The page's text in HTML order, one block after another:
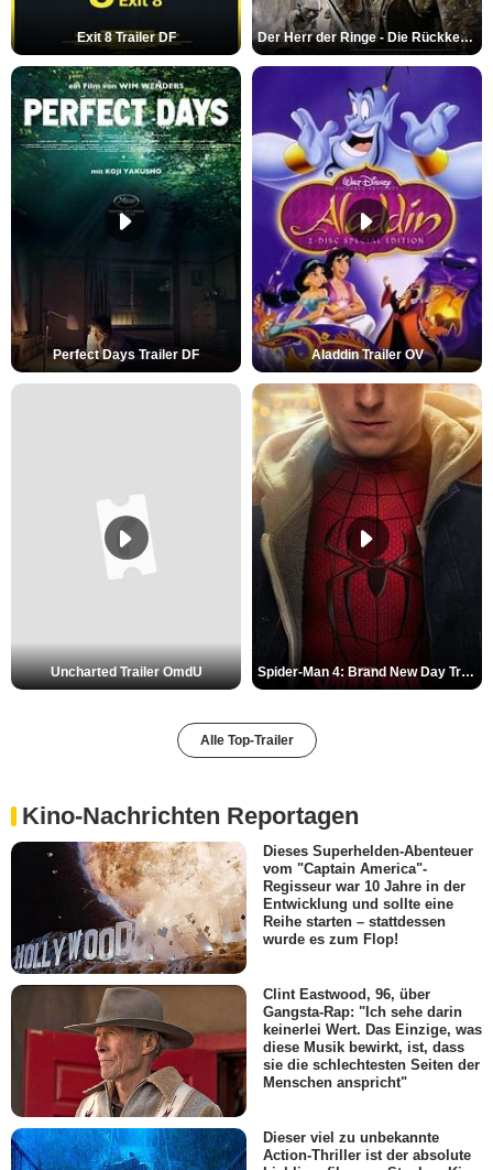
Exit 8 Trailer DF Der Herr der Ringe - Die Rückkehr des Königs Trailer OV
Perfect Days Trailer DF Aladdin Trailer OV
Uncharted Trailer OmdU Spider-Man 4: Brand New Day Trailer (3) DF
Alle Top-Trailer
Kino-Nachrichten Reportagen
Dieses Superhelden-Abenteuer
vom "Captain America"-
Regisseur war 10 Jahre in der
Entwicklung und sollte eine
Reihe starten – stattdessen
wurde es zum Flop!
Clint Eastwood, 96, über
Gangsta-Rap: "Ich sehe darin
keinerlei Wert. Das Einzige, was
diese Musik bewirkt, ist, dass
sie die schlechtesten Seiten der
Menschen anspricht"
Dieser viel zu unbekannte
Action-Thriller ist der absolute